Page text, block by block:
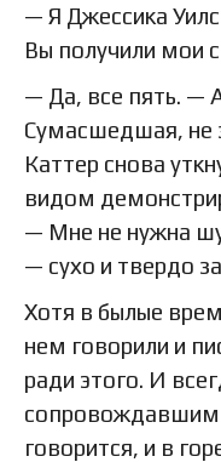
— Я Джессика
Вы получили мои
— Да, все пять. —
Сумасшедшая, не
Каттер снова
видом
— Мне не нужна
— сухо и твердо
Хотя в былые
нем говорили и
ради этого. И
говорится, и в